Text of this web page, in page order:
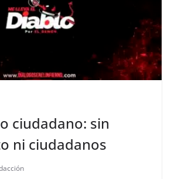
ciudadano: sin
ni ciudadanos